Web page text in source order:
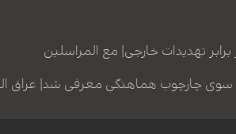
تهدیدات خارجی| مع المراسلین
سوی چارچوب هماهنگی معرفی شد| عراق